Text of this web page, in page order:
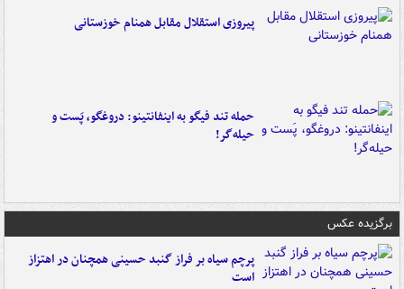
پیروزی استقلال مقابل همنام خوزستانی
حمله تند فیگو به اینفانتینو: دروغگو، پَست‌ و
حیله‌گر!
برگزیده عکس
پرچم سیاه بر فراز گنبد حسینی همچنان در اهتزاز
است